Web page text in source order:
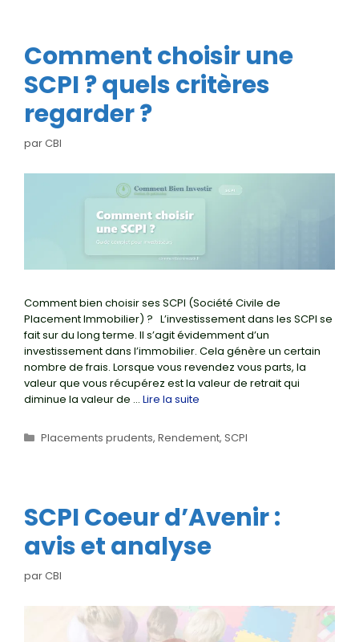
Comment choisir une
SCPI ? quels critères
regarder ?
parCBI
Comment bien choisir ses SCPI (Société Civile de
Placement Immobilier) ? L’investissement dans les SCPI se
fait sur du long terme. Il s’agit évidemment d’un
investissement dans l’immobilier. Cela génère un certain
nombre de frais. Lorsque vous revendez vous parts, la
valeur que vous récupérez est la valeur de retrait qui
diminue la valeur de … Lire la suite
Catégories
Placements prudents, Rendement, SCPI
SCPI Coeur d’Avenir :
avis et analyse
parCBI